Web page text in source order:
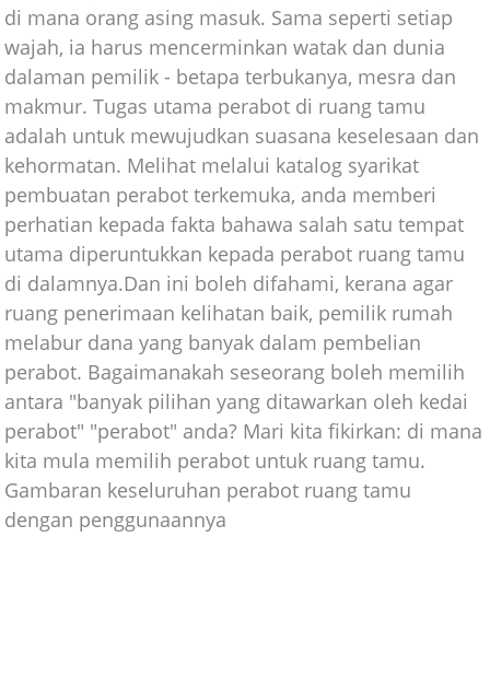
di mana orang asing masuk. Sama seperti setiap
wajah, ia harus mencerminkan watak dan dunia
dalaman pemilik - betapa terbukanya, mesra dan
makmur. Tugas utama perabot di ruang tamu
adalah untuk mewujudkan suasana keselesaan dan
kehormatan. Melihat melalui katalog syarikat
pembuatan perabot terkemuka, anda memberi
perhatian kepada fakta bahawa salah satu tempat
utama diperuntukkan kepada perabot ruang tamu
di dalamnya.Dan ini boleh difahami, kerana agar
ruang penerimaan kelihatan baik, pemilik rumah
melabur dana yang banyak dalam pembelian
perabot. Bagaimanakah seseorang boleh memilih
antara "banyak pilihan yang ditawarkan oleh kedai
perabot" "perabot" anda? Mari kita fikirkan: di mana
kita mula memilih perabot untuk ruang tamu.
Gambaran keseluruhan perabot ruang tamu
dengan penggunaannya